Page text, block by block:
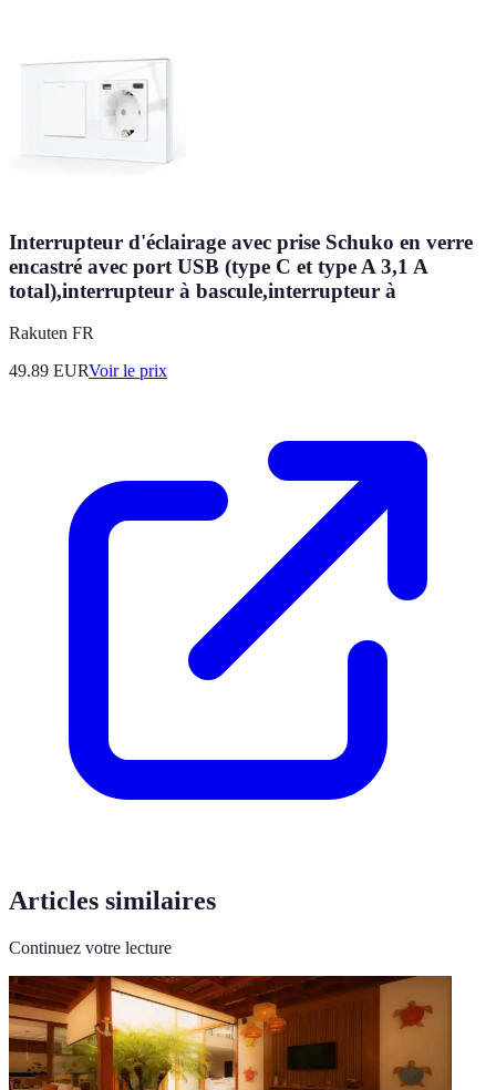
Interrupteur d'éclairage avec prise Schuko en verre
encastré avec port USB (type C et type A 3,1 A
total),interrupteur à bascule,interrupteur à
Rakuten FR
49.89 EURVoir le prix
Articles similaires
Continuez votre lecture